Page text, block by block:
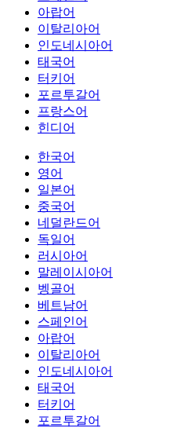
아랍어
이탈리아어
인도네시아어
태국어
터키어
포르투갈어
프랑스어
힌디어
한국어
영어
일본어
중국어
네덜란드어
독일어
러시아어
말레이시아어
벵골어
베트남어
스페인어
아랍어
이탈리아어
인도네시아어
태국어
터키어
포르투갈어